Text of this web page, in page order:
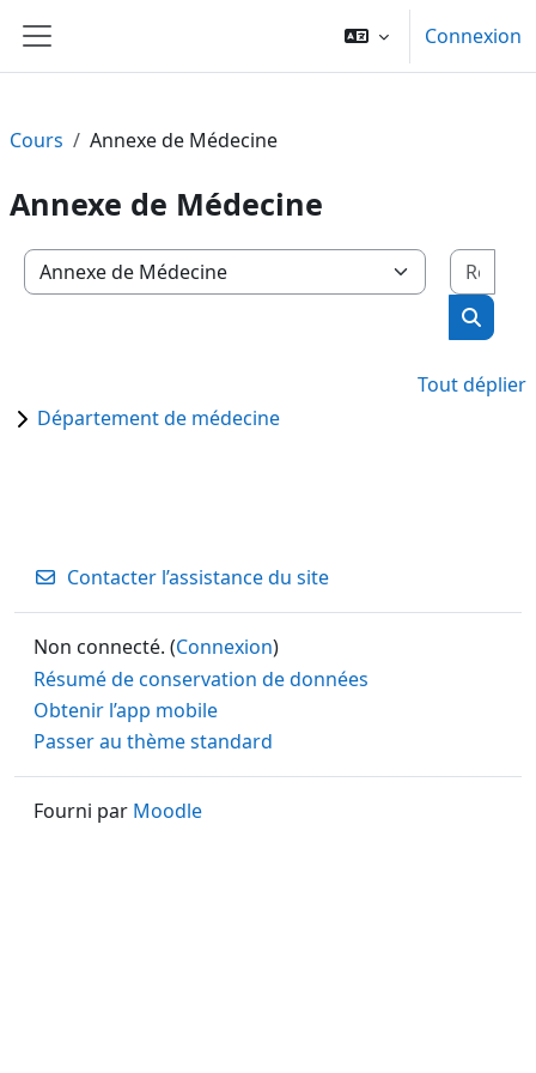
Panneau latéral
Connexion
Cours Annexe de Médecine
Annexe de Médecine
Catégories de cours
Tout déplier
Département de médecine
Contacter l’assistance du site
Non connecté. (Connexion)
Résumé de conservation de données
Obtenir l’app mobile
Passer au thème standard
Fourni par Moodle